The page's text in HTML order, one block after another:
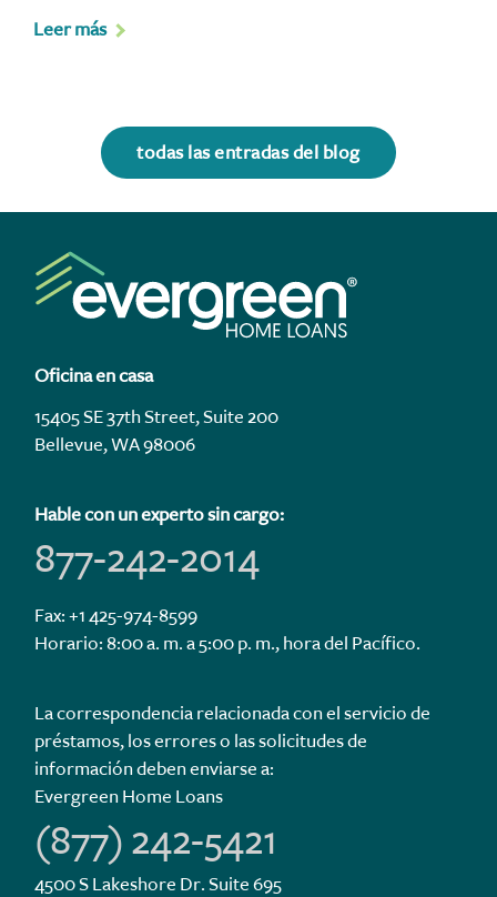
Leer más
todas las entradas del blog
Oficina en casa
15405 SE 37th Street, Suite 200
Bellevue, WA 98006
Hable con un experto sin cargo:
877-242-2014
Fax: +1 425-974-8599
Horario: 8:00 a. m. a 5:00 p. m., hora del Pacífico.
La correspondencia relacionada con el servicio de
préstamos, los errores o las solicitudes de
información deben enviarse a:
Evergreen Home Loans
(877) 242-5421
4500 S Lakeshore Dr. Suite 695